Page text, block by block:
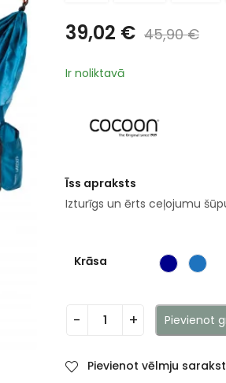
39,02 € 45,90€
Ir noliktavā
Īss apraksts
Izturīgs un ērts ceļojumu
Krāsa
Pievienot
Pievienot vēlmju